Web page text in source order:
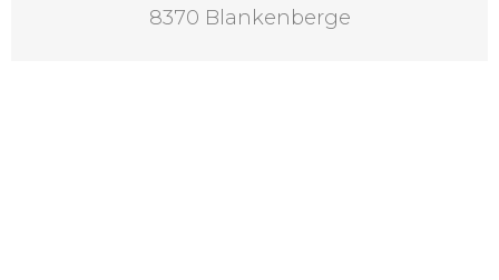
8370 Blankenberge